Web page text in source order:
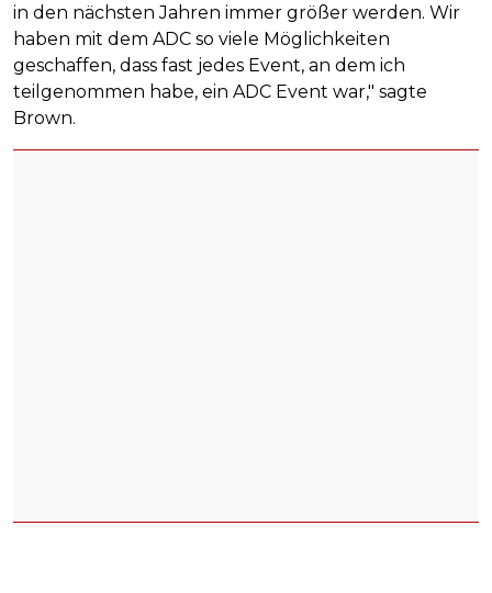
in den nächsten Jahren immer größer werden. Wir
haben mit dem ADC so viele Möglichkeiten
geschaffen, dass fast jedes Event, an dem ich
teilgenommen habe, ein ADC Event war," sagte
Brown.